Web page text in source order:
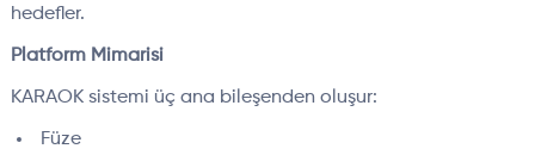
hedefler.
Platform Mimarisi
KARAOK sistemi üç ana bileşenden oluşur:
Füze